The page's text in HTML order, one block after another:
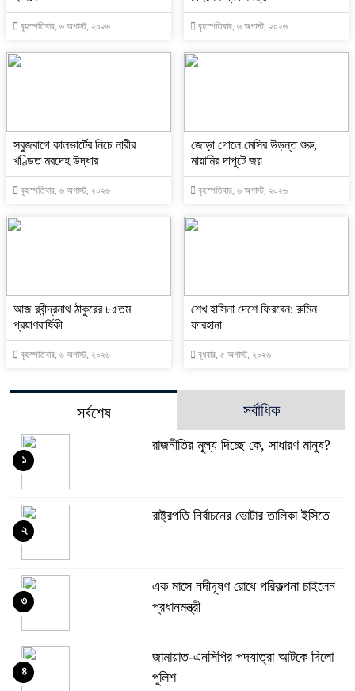
বৃহস্পতিবার, ৬ অগাস্ট, ২০২৬ বৃহস্পতিবার, ৬ অগাস্ট, ২০২৬
সবুজবাগে কালভার্টের নিচে নারীর
খণ্ডিত মরদেহ উদ্ধার
বৃহস্পতিবার, ৬ অগাস্ট, ২০২৬
জোড়া গোলে মেসির উড়ন্ত শুরু,
মায়ামির দাপুটে জয়
বৃহস্পতিবার, ৬ অগাস্ট, ২০২৬
আজ রবীন্দ্রনাথ ঠাকুরের ৮৫তম
প্রয়াণবার্ষিকী
বৃহস্পতিবার, ৬ অগাস্ট, ২০২৬
শেখ হাসিনা দেশে ফিরবেন: রুমিন
ফারহানা
বুধবার, ৫ অগাস্ট, ২০২৬
সর্বশেষ সর্বাধিক
রাজনীতির মূল্য দিচ্ছে কে, সাধারণ মানুষ?
১
রাষ্ট্রপতি নির্বাচনের ভোটার তালিকা ইসিতে
২
এক মাসে নদীদূষণ রোধে পরিকল্পনা চাইলেন
প্রধানমন্ত্রী
৩
জামায়াত-এনসিপির পদযাত্রা আটকে দিলো
পুলিশ
৪